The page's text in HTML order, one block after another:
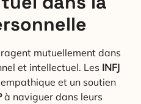
mutuellement dans
et intellectuel. Les INFJ
et un soutien
à naviguer dans leurs